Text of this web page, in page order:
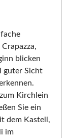
blicken
guter Sicht
Kirchlein
Sie ein
dem Kastell,
im